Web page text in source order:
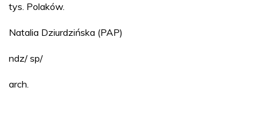
tys. Polaków.
Natalia Dziurdzińska (PAP)
ndz/ sp/
arch.